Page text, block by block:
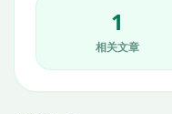
1
相关文章